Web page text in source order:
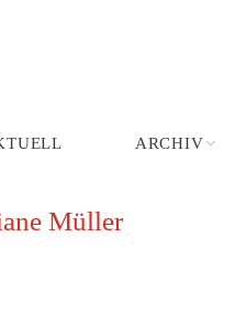
ARCHIV
Müller